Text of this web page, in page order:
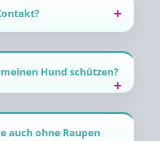
Hund schützen?
auch ohne Raupen